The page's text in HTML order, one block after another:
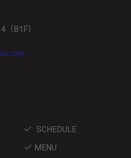
B1F）
SCHEDULE
MENU